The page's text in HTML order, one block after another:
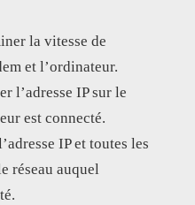
la vitesse de
et l’ordinateur.
l’adresse IP sur le
est connecté.
IP et toutes les
réseau auquel